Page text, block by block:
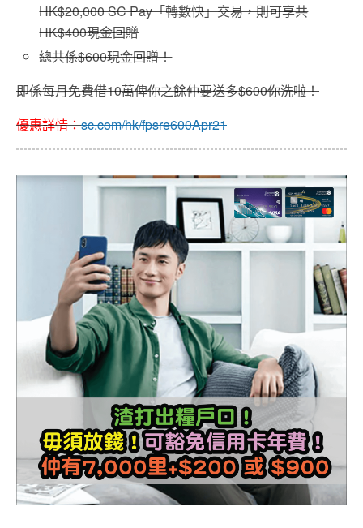
HK$20,000 SC Pay「轉數快」交易，則可享共
HK$400現金回贈
總共係$600現金回贈！
即係每月免費借10萬俾你之餘仲要送多$600你洗啦！
優惠詳情：sc.com/hk/fpsre600Apr21